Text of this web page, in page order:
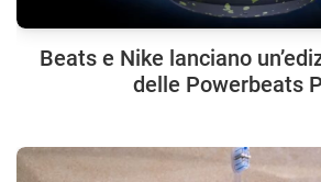
Beats e Nike lanciano
delle Powerbeats